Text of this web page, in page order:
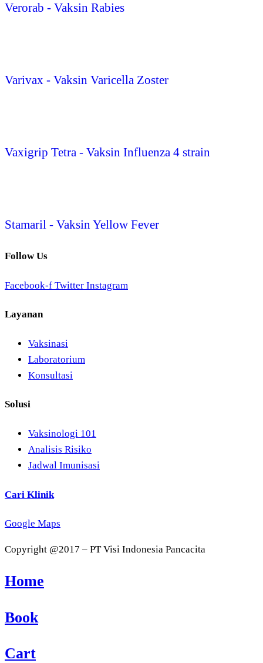
Verorab - Vaksin Rabies
Varivax - Vaksin Varicella Zoster
Vaxigrip Tetra - Vaksin Influenza 4 strain
Stamaril - Vaksin Yellow Fever
Follow Us
Facebook-f Twitter Instagram
Layanan
Vaksinasi
Laboratorium
Konsultasi
Solusi
Vaksinologi 101
Analisis Risiko
Jadwal Imunisasi
Cari Klinik
Google Maps
Copyright @2017 – PT Visi Indonesia Pancacita
Home
Book
Cart